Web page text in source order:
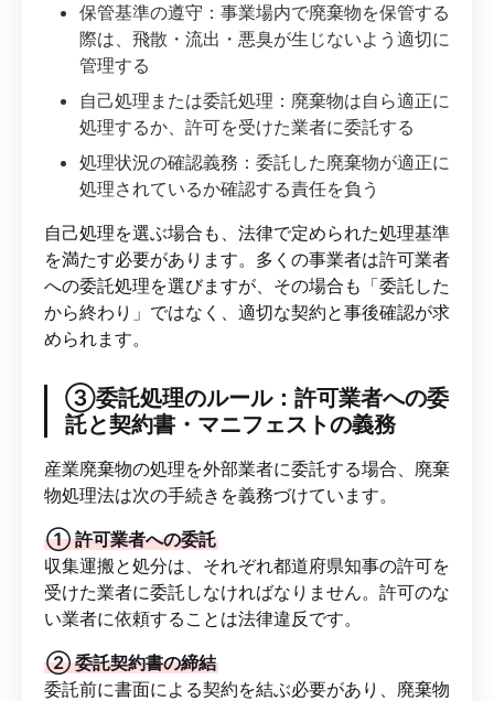
保管基準の遵守：事業場内で廃棄物を保管する
際は、飛散・流出・悪臭が生じないよう適切に
管理する
自己処理または委託処理：廃棄物は自ら適正に
処理するか、許可を受けた業者に委託する
処理状況の確認義務：委託した廃棄物が適正に
処理されているか確認する責任を負う
自己処理を選ぶ場合も、法律で定められた処理基準
を満たす必要があります。多くの事業者は許可業者
への委託処理を選びますが、その場合も「委託した
から終わり」ではなく、適切な契約と事後確認が求
められます。
③委託処理のルール：許可業者への委
託と契約書・マニフェストの義務
産業廃棄物の処理を外部業者に委託する場合、廃棄
物処理法は次の手続きを義務づけています。
① 許可業者への委託
収集運搬と処分は、それぞれ都道府県知事の許可を
受けた業者に委託しなければなりません。許可のな
い業者に依頼することは法律違反です。
② 委託契約書の締結
委託前に書面による契約を結ぶ必要があり、廃棄物